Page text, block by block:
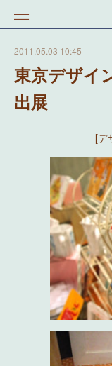
2011.05.03 10:45
東京デザイ
出展
[デ